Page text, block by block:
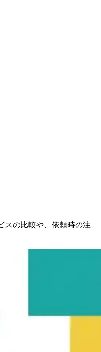
スの比較や、依頼時の注